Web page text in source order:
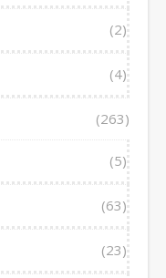
(2)
(4)
(263)
(5)
(63)
(23)